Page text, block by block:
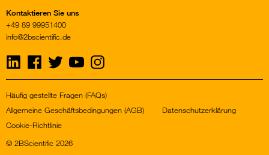
Kontaktieren Sie uns
+49 89 99951400
info@2bscientific.de
Visit
us
on
Visit
on
Visit
us
on
Visit
us
on
Visit
us
on
© 2BScientific 2026
Häufig gestellte Fragen (FAQs)
Allgemeine Geschäftsbedingungen (AGB)
Datenschutzerklärung
Cookie-Richtlinie